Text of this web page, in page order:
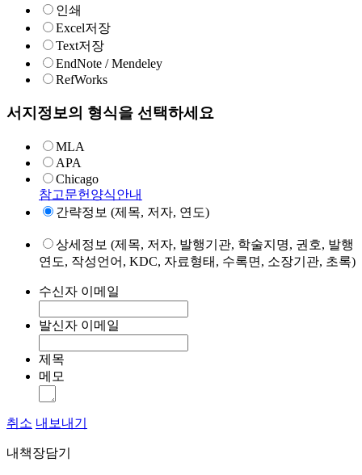
인쇄
Excel저장
Text저장
EndNote / Mendeley
RefWorks
서지정보의 형식을 선택하세요
MLA
APA
Chicago
참고문헌양식안내
간략정보 (제목, 저자, 연도)
상세정보 (제목, 저자, 발행기관, 학술지명, 권호, 발행
연도, 작성언어, KDC, 자료형태, 수록면, 소장기관, 초록)
수신자 이메일
발신자 이메일
제목
메모
취소 내보내기
내책장담기